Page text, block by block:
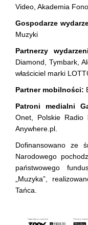
Video, Akademia
Gospodarze
Muzyki
Partnerzy
Diamond, Tymbark,
właściciel marki
Partner mobilności:
Patroni medialni
Onet, Polskie Radio
Anywhere.pl.
Dofinansowano ze
Narodowego
państwowego
„Muzyka”,
Tańca.